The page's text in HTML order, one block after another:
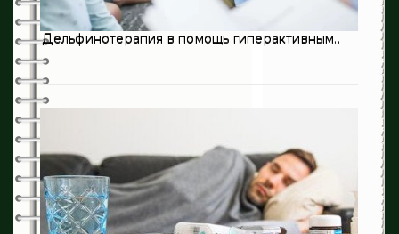
Педиатрия 198
Психология
Ревматология
Стоматология 215
Дельфинотерапия в помощь гиперактивным..